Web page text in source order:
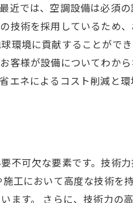
近では、空調設備は必須
技術を採用しているため
環境に貢献することがで
客様が設備についてわか
エネによるコスト削減と
不可欠な要素です。技術
工において高度な技術
ます。 さらに、技術力